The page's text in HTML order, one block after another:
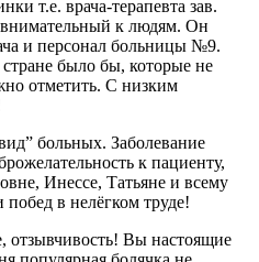
т.е. врача-терапевта зав.
внимательный к людям. Он
и персонал больницы №9.
было бы, которые не
отметить. С низким
больных. Заболевание
к пациенту,
Инессе, Татьяне и всему
в нелёгком труде!
отзывчивость! Вы настоящие